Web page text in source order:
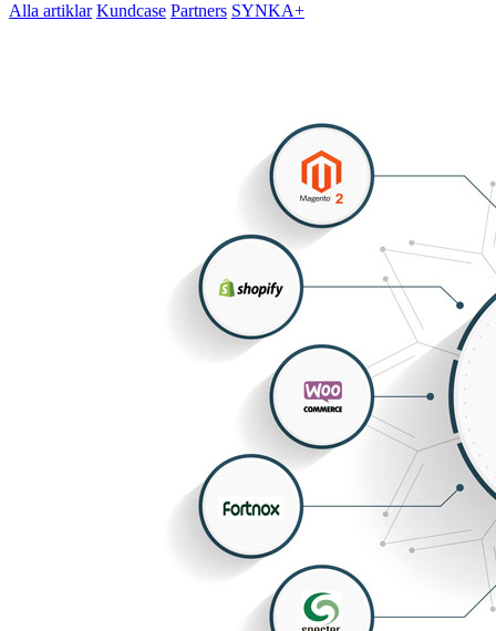
Alla artiklar Kundcase Partners SYNKA+